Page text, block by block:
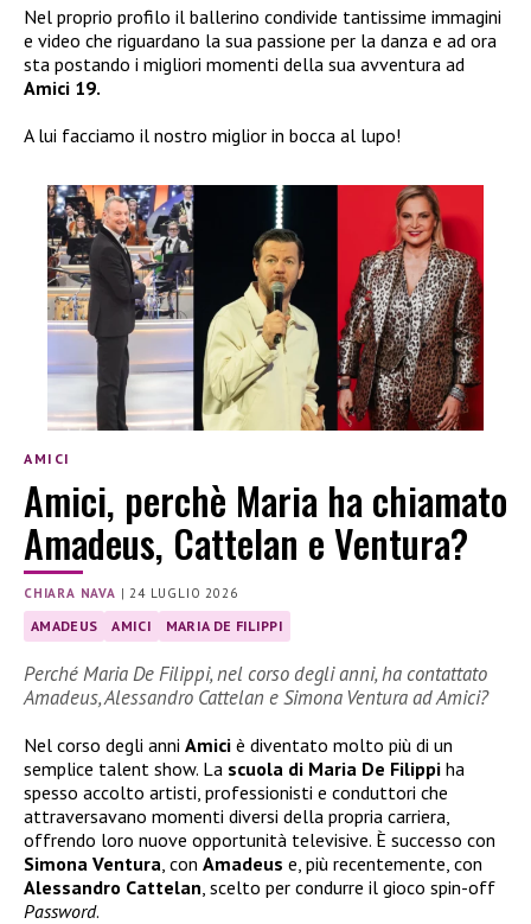
Nel proprio profilo il ballerino condivide tantissime immagini
e video che riguardano la sua passione per la danza e ad ora
sta postando i migliori momenti della sua avventura ad
Amici 19.
A lui facciamo il nostro miglior in bocca al lupo!
AMICI
Amici, perchè Maria ha chiamato
Amadeus, Cattelan e Ventura?
CHIARA NAVA | 24 LUGLIO 2026
AMADEUS AMICI MARIA DE FILIPPI
Perché Maria De Filippi, nel corso degli anni, ha contattato
Amadeus, Alessandro Cattelan e Simona Ventura ad Amici?
Nel corso degli anni Amici è diventato molto più di un
semplice talent show. La scuola di Maria De Filippi ha
spesso accolto artisti, professionisti e conduttori che
attraversavano momenti diversi della propria carriera,
offrendo loro nuove opportunità televisive. È successo con
Simona Ventura , con Amadeus e, più recentemente, con
Alessandro Cattelan , scelto per condurre il gioco spin-off
Password.